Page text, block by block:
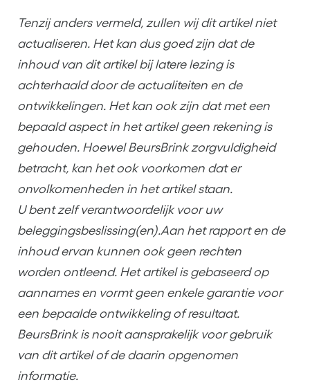
Tenzij anders vermeld, zullen wij dit artikel niet
actualiseren. Het kan dus goed zijn dat de
inhoud van dit artikel bij latere lezing is
achterhaald door de actualiteiten en de
ontwikkelingen. Het kan ook zijn dat met een
bepaald aspect in het artikel geen rekening is
gehouden. Hoewel BeursBrink zorgvuldigheid
betracht, kan het ook voorkomen dat er
onvolkomenheden in het artikel staan.
U bent zelf verantwoordelijk voor uw
beleggingsbeslissing(en).Aan het rapport en de
inhoud ervan kunnen ook geen rechten
worden ontleend. Het artikel is gebaseerd op
aannames en vormt geen enkele garantie voor
een bepaalde ontwikkeling of resultaat.
BeursBrink is nooit aansprakelijk voor gebruik
van dit artikel of de daarin opgenomen
informatie.